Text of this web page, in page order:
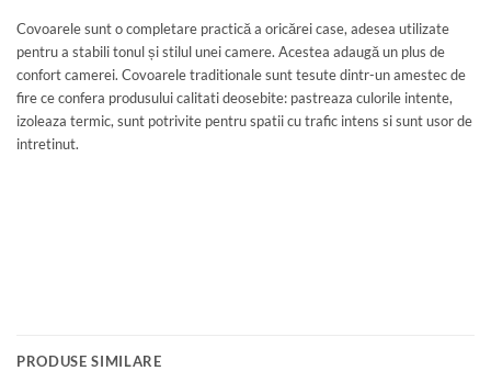
Covoarele sunt o completare practică a oricărei case, adesea utilizate
pentru a stabili tonul și stilul unei camere. Acestea adaugă un plus de
confort camerei. Covoarele traditionale sunt tesute dintr-un amestec de
fire ce confera produsului calitati deosebite: pastreaza culorile intente,
izoleaza termic, sunt potrivite pentru spatii cu trafic intens si sunt usor de
intretinut.
PRODUSE SIMILARE